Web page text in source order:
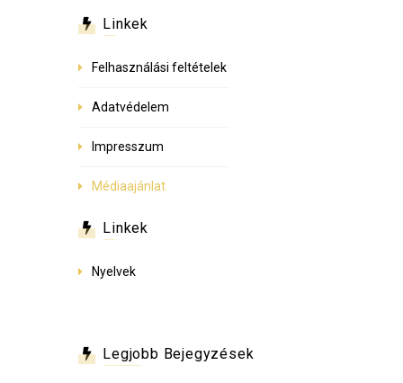
Linkek
Felhasználási feltételek
Adatvédelem
Impresszum
Médiaajánlat
Linkek
Nyelvek
Legjobb Bejegyzések